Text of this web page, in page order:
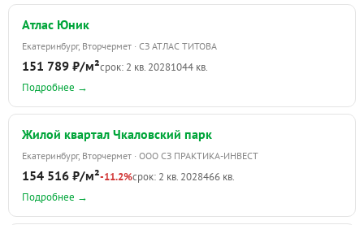
Атлас Юник
Екатеринбург, Вторчермет · СЗ АТЛАС ТИТОВА
151 789 ₽/м²срок: 2 кв. 20281044 кв.
Подробнее →
Жилой квартал Чкаловский парк
Екатеринбург, Вторчермет · ООО СЗ ПРАКТИКА-ИНВЕСТ
154 516 ₽/м²-11.2%срок: 2 кв. 2028466 кв.
Подробнее →